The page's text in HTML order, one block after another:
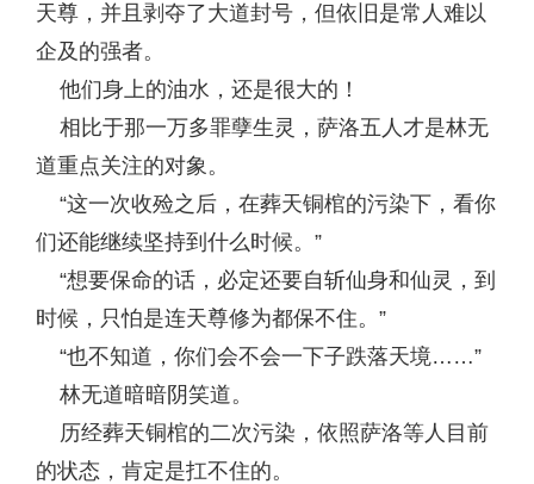
天尊，并且剥夺了大道封号，但依旧是常人难以
企及的强者。
他们身上的油水，还是很大的！
相比于那一万多罪孽生灵，萨洛五人才是林无
道重点关注的对象。
“这一次收殓之后，在葬天铜棺的污染下，看你
们还能继续坚持到什么时候。”
“想要保命的话，必定还要自斩仙身和仙灵，到
时候，只怕是连天尊修为都保不住。”
“也不知道，你们会不会一下子跌落天境……”
林无道暗暗阴笑道。
历经葬天铜棺的二次污染，依照萨洛等人目前
的状态，肯定是扛不住的。